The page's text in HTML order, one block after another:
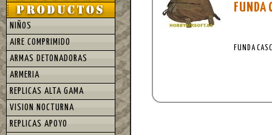
FUNDA
FUNDA
NIÑOS
AIRE COMPRIMIDO
ARMAS DETONADORAS
ARMERIA
REPLICAS ALTA GAMA
VISION NOCTURNA
REPLICAS APOYO